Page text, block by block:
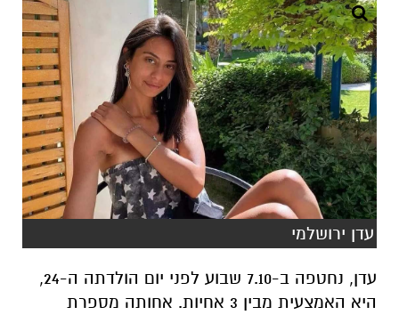
עדן ירושלמי
עדן, נחטפה ב-7.10 שבוע לפני יום הולדתה ה-24,
היא האמצעית מבין 3 אחיות. אחותה מספרת